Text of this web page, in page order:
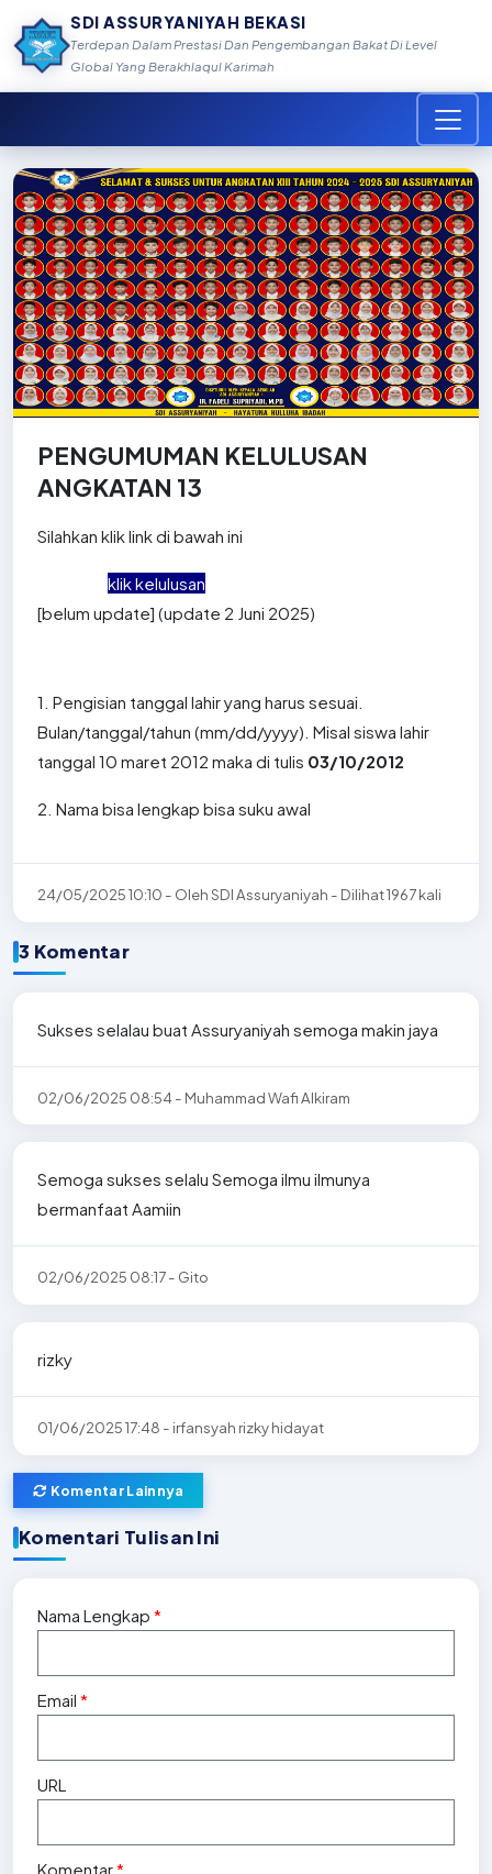
SDI ASSURYANIYAH BEKASI
Terdepan Dalam Prestasi Dan Pengembangan Bakat Di Level
Global Yang Berakhlaqul Karimah
PENGUMUMAN KELULUSAN
ANGKATAN 13
Silahkan klik link di bawah ini
klik kelulusan
[belum update] (update 2 Juni 2025)
1. Pengisian tanggal lahir yang harus sesuai.
Bulan/tanggal/tahun (mm/dd/yyyy). Misal siswa lahir
tanggal 10 maret 2012 maka di tulis 03/10/2012
2. Nama bisa lengkap bisa suku awal
24/05/2025 10:10 - Oleh SDI Assuryaniyah - Dilihat 1967 kali
3 Komentar
Sukses selalau buat Assuryaniyah semoga makin jaya
02/06/2025 08:54 - Muhammad Wafi Alkiram
Semoga sukses selalu Semoga ilmu ilmunya
bermanfaat Aamiin
02/06/2025 08:17 - Gito
rizky
01/06/2025 17:48 - irfansyah rizky hidayat
Komentar Lainnya
Komentari Tulisan Ini
Nama Lengkap*
Email*
URL
Komentar*